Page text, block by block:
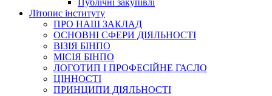
Публічні закупівлі
Літопис інституту
ПРО НАШ ЗАКЛАД
ОСНОВНІ СФЕРИ ДІЯЛЬНОСТІ
ВІЗІЯ БІНПО
МІСІЯ БІНПО
ЛОГОТИП І ПРОФЕСІЙНЕ ГАСЛО
ЦІННОСТІ
ПРИНЦИПИ ДІЯЛЬНОСТІ